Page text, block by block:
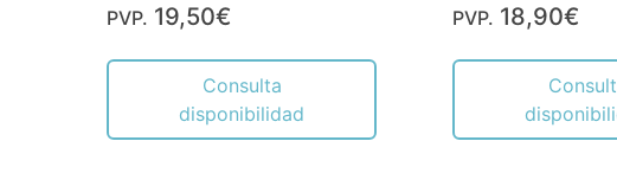
PVP. 19,50€
Consulta
disponibilidad
PVP. 18,90€